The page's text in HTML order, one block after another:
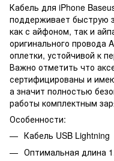
Кабель для iPhone
поддерживает быструю
как с айфоном, так и
оригинального провода
оплетки, устойчивой к
Важно отметить что
сертифицированы и
а значит полностью
работы комплектным
Особенности:
Кабель USB Lightning
Оптимальная длина